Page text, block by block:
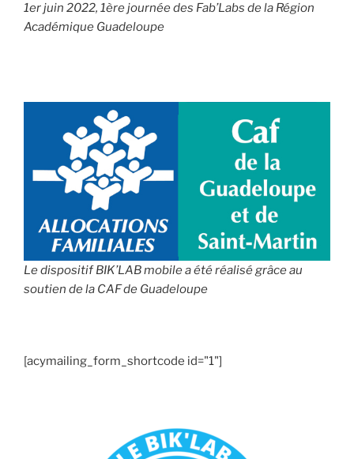
1er juin 2022, 1ère journée des Fab’Labs de la Région
Académique Guadeloupe
Le dispositif BIK’LAB mobile a été réalisé grâce au
soutien de la CAF de Guadeloupe
[acymailing_form_shortcode id="1"]